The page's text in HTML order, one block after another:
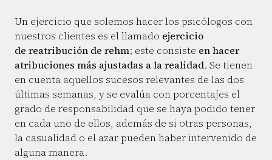
Un ejercicio que solemos hacer los psicólogos con
nuestros clientes es el llamado ejercicio
de reatribución de rehm; este consiste en hacer
atribuciones más ajustadas a la realidad. Se tienen
en cuenta aquellos sucesos relevantes de las dos
últimas semanas, y se evalúa con porcentajes el
grado de responsabilidad que se haya podido tener
en cada uno de ellos, además de si otras personas,
la casualidad o el azar pueden haber intervenido de
alguna manera.